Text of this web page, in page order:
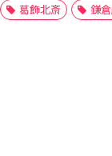
葛飾北斎 鎌